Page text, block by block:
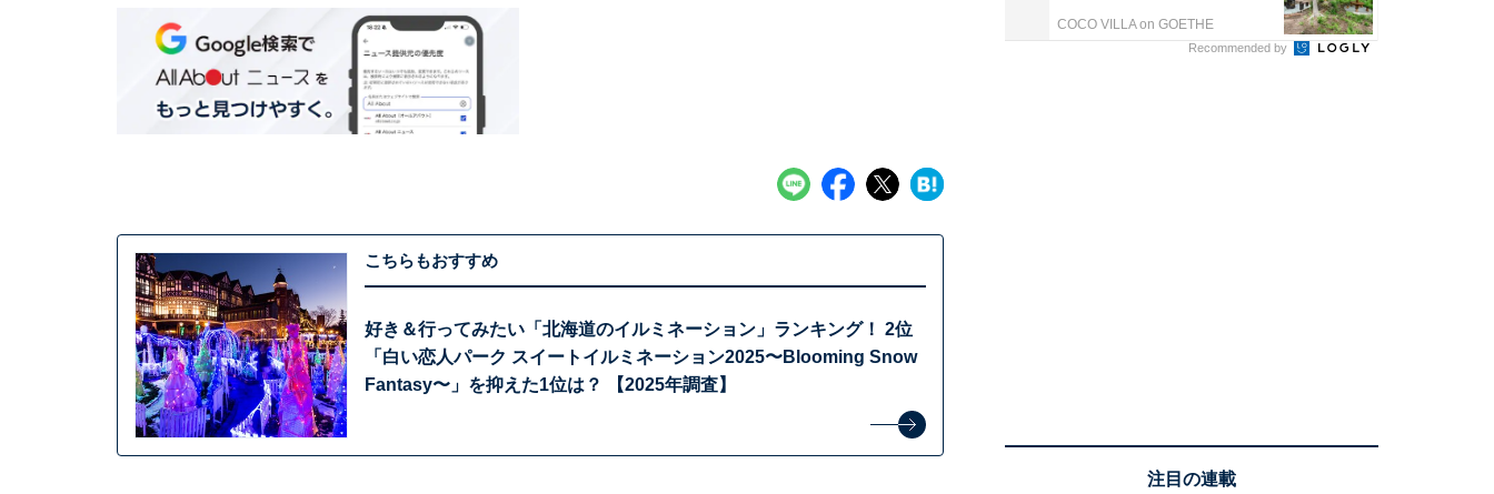
こちらもおすすめ
好き＆行ってみたい「北海道のイルミネーション」ランキング！ 2位
「白い恋人パーク スイートイルミネーション2025〜Blooming Snow
Fantasy〜」を抑えた1位は？ 【2025年調査】
COCO VILLA on GOETHE
Recommended by
注目の連載